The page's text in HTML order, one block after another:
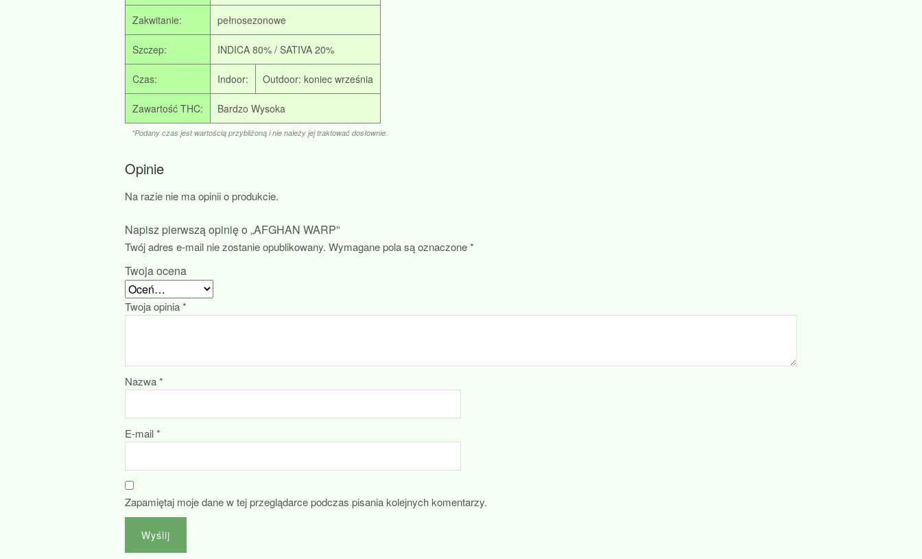
Zakwitanie: pełnosezonowe
Szczep: INDICA 80% / SATIVA 20%
Czas: Indoor: Outdoor: koniec września
Zawartość THC: Bardzo Wysoka
*Podany czas jest wartością przybliżoną i nie należy jej traktować dosłownie.
Opinie
Na razie nie ma opinii o produkcie.
Napisz pierwszą opinię o „AFGHAN WARP”
Twój adres e-mail nie zostanie opublikowany. Wymagane pola są oznaczone*
Twoja ocena
Twoja opinia*
Nazwa*
E-mail*
Zapamiętaj moje dane w tej przeglądarce podczas pisania kolejnych komentarzy.